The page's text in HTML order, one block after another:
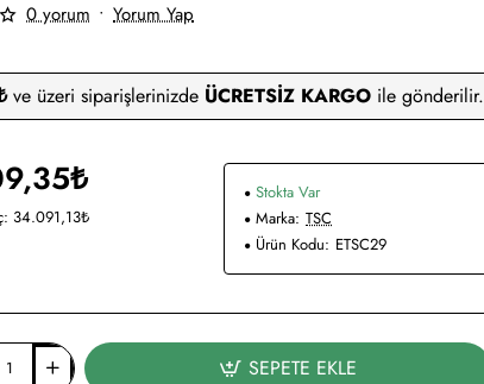
ve üzeri siparişlerinizde ÜCRETSİZ KARGOile gönderilir.
0 yorum • Yorum Yap
34.091,13₺
Stokta Var
Marka: TSC
Ürün Kodu: ETSC29
SEPETE EKLE